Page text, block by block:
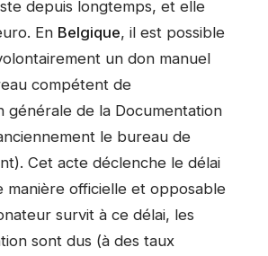
depuis longtemps, et elle
En Belgique, il est possible
un don manuel
compétent de
générale de la Documentation
le bureau de
Cet acte déclenche le délai
manière officielle et opposable
survit à ce délai, les
sont dus (à des taux